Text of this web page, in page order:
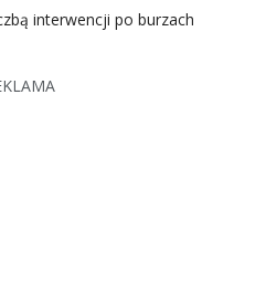
interwencji po burzach